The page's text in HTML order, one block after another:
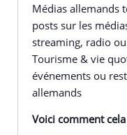
Médias allemands
posts sur les
streaming, radio
Tourisme & vie
événements ou
allemands
Voici comment